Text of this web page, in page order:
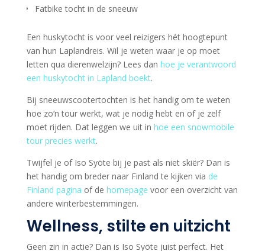
Fatbike tocht in de sneeuw
Een huskytocht is voor veel reizigers hét hoogtepunt
van hun Laplandreis. Wil je weten waar je op moet
letten qua dierenwelzijn? Lees dan hoe je verantwoord
een huskytocht in Lapland boekt.
Bij sneeuwscootertochten is het handig om te weten
hoe zo’n tour werkt, wat je nodig hebt en of je zelf
moet rijden. Dat leggen we uit in hoe een snowmobile
tour precies werkt.
Twijfel je of Iso Syöte bij je past als niet skiër? Dan is
het handig om breder naar Finland te kijken via de
Finland pagina of de homepage voor een overzicht van
andere winterbestemmingen.
Wellness, stilte en uitzicht
Geen zin in actie? Dan is Iso Syöte juist perfect. Het